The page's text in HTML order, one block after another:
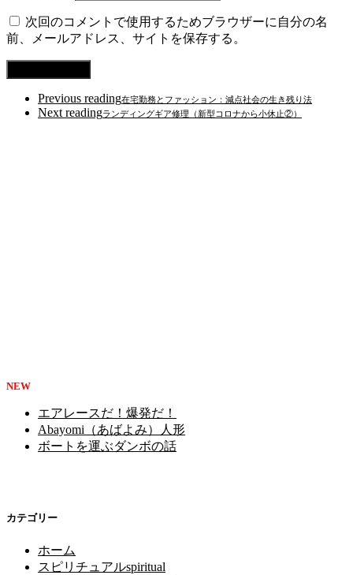
次回のコメントで使用するためブラウザーに自分の名
前、メールアドレス、サイトを保存する。
Previous reading在宅勤務とファッション：減点社会の生き残り法
Next readingランディングギア修理（新型コロナから小休止②）
NEW
エアレースだ！爆発だ！
Abayomi（あばよみ）人形
ボートを運ぶダンボの話
カテゴリー
ホーム
スピリチュアルspiritual